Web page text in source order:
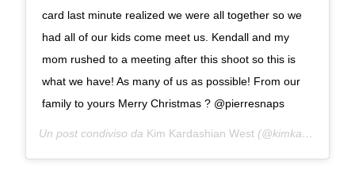
card last minute realized we were all together so we
had all of our kids come meet us. Kendall and my
mom rushed to a meeting after this shoot so this is
what we have! As many of us as possible! From our
family to yours Merry Christmas ? @pierresnaps
Un post condiviso da Kim Kardashian West (@kimkardashian) in data: